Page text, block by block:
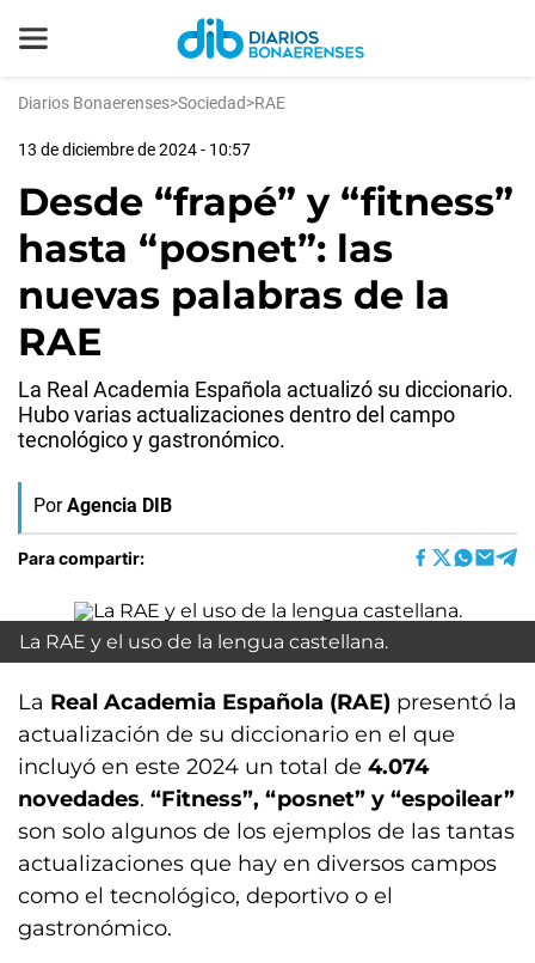
Diarios Bonaerenses>Sociedad>RAE
13 de diciembre de 2024 - 10:57
Desde “frapé” y “fitness”
hasta “posnet”: las
nuevas palabras de la
RAE
La Real Academia Española actualizó su diccionario.
Hubo varias actualizaciones dentro del campo
tecnológico y gastronómico.
Por Agencia DIB
Para compartir:
La RAE y el uso de la lengua castellana.
La Real Academia Española (RAE) presentó la
actualización de su diccionario en el que
incluyó en este 2024 un total de 4.074
novedades. “Fitness”, “posnet” y “espoilear”
son solo algunos de los ejemplos de las tantas
actualizaciones que hay en diversos campos
como el tecnológico, deportivo o el
gastronómico.